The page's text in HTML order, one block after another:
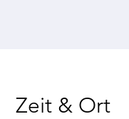
Zeit & Ort